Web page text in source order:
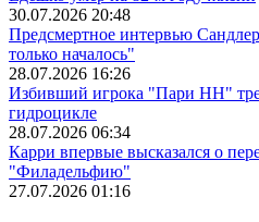
30.07.2026 20:48
Предсмертное интервью
только началось"
28.07.2026 16:26
Избивший игрока "Пари НН"
гидроцикле
28.07.2026 06:34
Карри впервые высказался о
"Филадельфию"
27.07.2026 01:16